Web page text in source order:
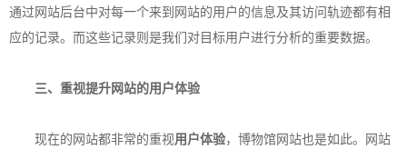
通过网站后台中对每一个来到网站的用户的信息及其访问轨迹都有相
应的记录。而这些记录则是我们对目标用户进行分析的重要数据。
三、重视提升网站的用户体验
现在的网站都非常的重视用户体验，博物馆网站也是如此。网站